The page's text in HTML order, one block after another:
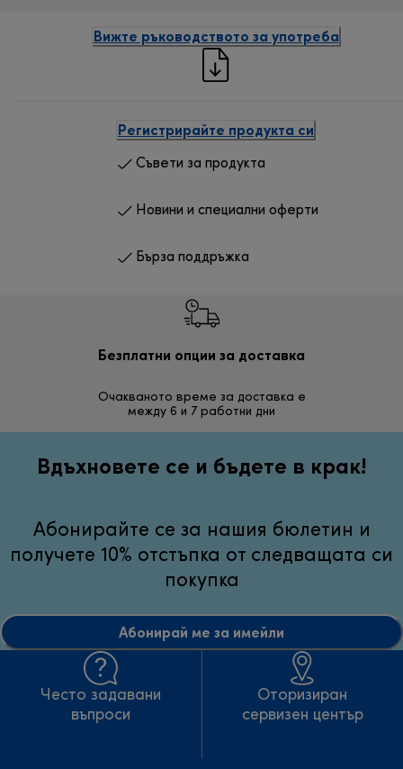
Вижте ръководството за употреба
Регистрирайте продукта си
Съвети за продукта
Новини и специални оферти
Бърза поддръжка
Безплатни опции за доставка
Очакваното време за доставка е
между 6 и 7 работни дни
Вдъхновете се и бъдете в крак!
Абонирайте се за нашия бюлетин и
получете 10% отстъпка от следващата си
покупка
Абонирай ме за имейли
Често задавани
въпроси
Оторизиран
сервизен център